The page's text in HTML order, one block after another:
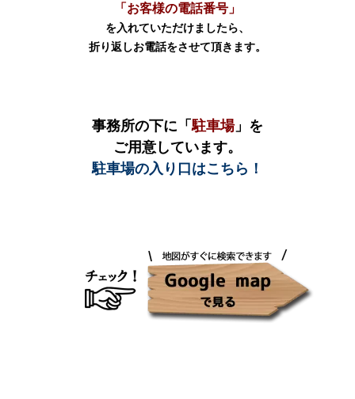
「お客様の電話番号」
を入れていただけましたら、
折り返しお電話をさせて頂きます。
事務所の下に「駐車場」を
ご用意しています。
駐車場の入り口はこちら！